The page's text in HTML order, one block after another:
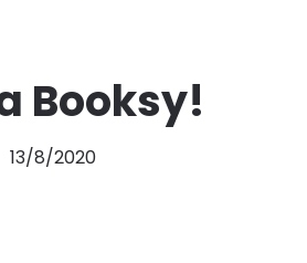
Booksy!
13/8/2020